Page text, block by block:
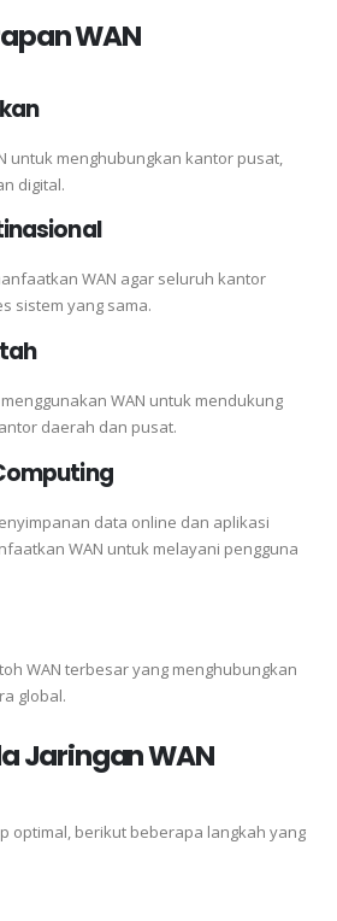
WAN
untuk menghubungkan kantor pusat,
digital.
WAN agar seluruh kantor
sistem yang sama.
WAN untuk mendukung
daerah dan pusat.
data online dan aplikasi
WAN untuk melayani pengguna
WAN terbesar yang menghubungkan
global.
Jaringan WAN
optimal, berikut beberapa langkah yang